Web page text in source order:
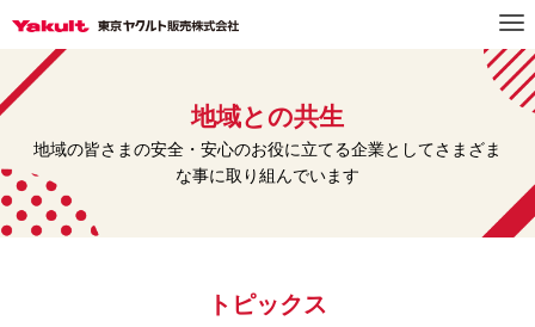
地域との共生
地域の皆さまの安全・安心のお役に立てる企業としてさまざま
な事に取り組んでいます
トピックス